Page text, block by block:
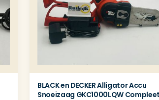
BLACK en DECKER Alligator Accu
Snoeizaag GKC1000LQW Compleet